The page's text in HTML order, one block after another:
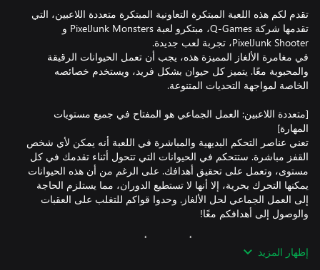
تقدم لكم هذه اللعبة المبتكرة التعاونية المبتكرة متعددة اللاعبين، التي
تقدمها شركة Q-Games، مبتكرو لعبة PixelJunk Monsters و
في مغامرة الألغاز المميزة هذه، يجب أن تعمل الحيوانات الرقيقة
والمحبوبة معًا. يتميز كل حيوان بشكل فريد، ويستخدم خصائصه
[متعددة اللاعبين: العمل الجماعي هو المفتاح في جميع مستويات
تعني عناصر التحكم البديهية والمباشرة في اللعبة أنه يمكن لأي شخص
القفز مباشرة. ستتحكم في الحيوانات التي تتحول أثناء تقدمك في كل
مستوى، وتعمل على تحقيق أهدافك. على الرغم من أن هذه الحيوانات
يمكنها التحرك بحرية، إلا أنها لا تستطيع الدوران، مما يستلزم الحاجة
إلى العمل الجماعي لحل الألغاز. وحدوا قواكم للتغلب على العقبات
تسمح عناصر التحكم البسيطة للحيوانات بالتعبير عن أصوات مختلفة
إظهار المزيد